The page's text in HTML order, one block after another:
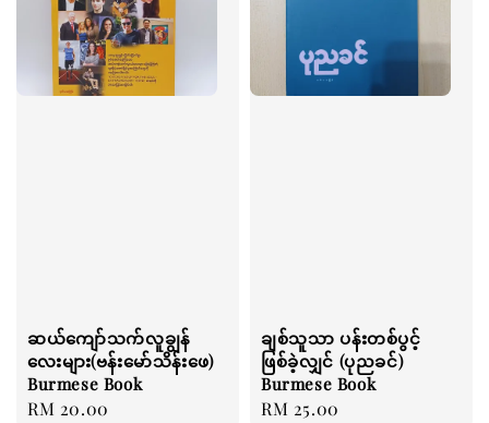
ဆယ်ကျော်သက်လူချွန်
လေးများ(ဗန်းမော်သိန်းဖေ)
Burmese Book
Regular
RM 20.00
ချစ်သူသာ ပန်းတစ်ပွင့်
ဖြစ်ခဲ့လျှင် (ပုညခင်)
Burmese Book
Regular
RM 25.00